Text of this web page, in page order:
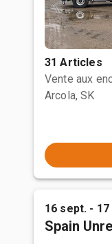
31 Articles
Vente aux
Arcola, SK
16 sept. -
Spain